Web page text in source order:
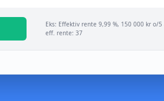
Eks: Effektiv rente 9,99 %, 150 000 kr o/
eff. rente: 37